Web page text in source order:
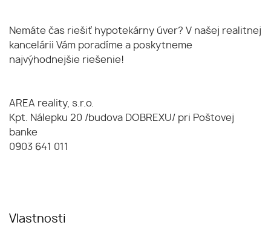
Nemáte čas riešiť hypotekárny úver? V našej realitnej
kancelárii Vám poradíme a poskytneme
najvýhodnejšie riešenie!
AREA reality, s.r.o.
Kpt. Nálepku 20 /budova DOBREXU/ pri Poštovej
banke
0903 641 011
Vlastnosti